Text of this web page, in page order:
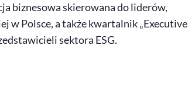
biznesowa skierowana do liderów,
w Polsce, a także kwartalnik „Executive
sektora ESG.